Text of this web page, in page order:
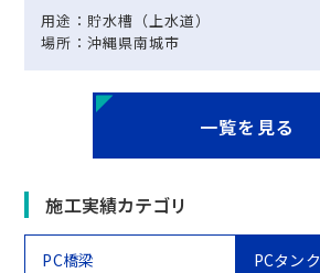
用途：貯水槽（上水道）
場所：沖縄県南城市
一覧を見る
施工実績カテゴリ
PC橋梁 PCタンク